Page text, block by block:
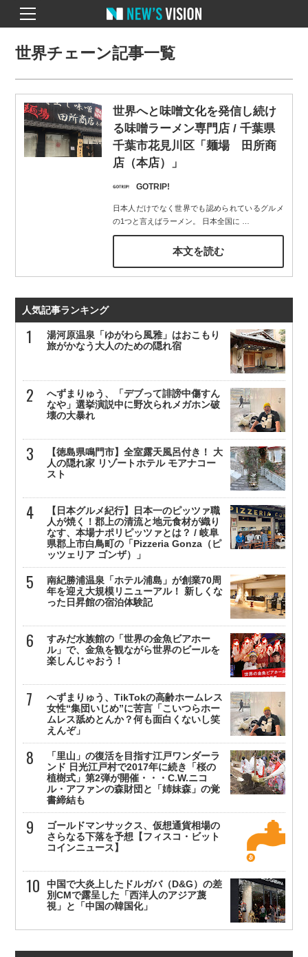
世界チェーン記事一覧
世界へと味噌文化を発信し続け
る味噌ラーメン専門店 / 千葉県
千葉市花見川区「麺場 田所商
店（本店）」
GOTRIP!
日本人だけでなく世界でも認められているグルメ
の1つと言えばラーメン。 日本全国に
本文を読む
人気記事ランキング
湯河原温泉「ゆがわら風雅」はおこもり
旅がかなう大人のための隠れ宿
へずまりゅう、「デブって誹謗中傷すん
なや」選挙演説中に野次られメガホン破
壊の大暴れ
【徳島県鳴門市】全室露天風呂付き！ 大
人の隠れ家 リゾートホテル モアナコー
スト
【日本グルメ紀行】日本一のピッツァ職
人が焼く！郡上の清流と地元食材が織り
なす、本場ナポリピッツァとは？ / 岐阜
県郡上市白鳥町の「Pizzeria Gonza（ピ
ッツェリア ゴンザ）」
南紀勝浦温泉「ホテル浦島」が創業70周
年を迎え大規模リニューアル！ 新しくな
った日昇館の宿泊体験記
すみだ水族館の「世界の金魚ビアホー
ル」で、金魚を観ながら世界のビールを
楽しんじゃおう！
へずまりゅう、TikTokの高齢ホームレス
女性“集団いじめ”に苦言「こいつらホー
ムレス舐めとんか？何も面白くないし笑
えんぞ」
「里山」の復活を目指す江戸ワンダーラ
ンド 日光江戸村で2017年に続き「桜の
植樹式」第2弾が開催・・・C.W.ニコ
ル・アファンの森財団と「姉妹森」の覚
書締結も
ゴールドマンサックス、仮想通貨相場の
さらなる下落を予想【フィスコ・ビット
コインニュース】
中国で大炎上したドルガバ（D&G）の差
別CMで露呈した「西洋人のアジア蔑
視」と「中国の韓国化」